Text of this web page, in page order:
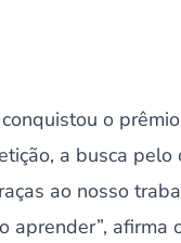
o
a busca
ao nosso
aprender”, afirma